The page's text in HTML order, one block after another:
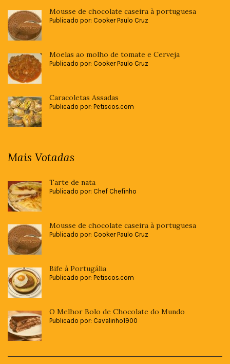
Mousse de chocolate caseira à portuguesa
Publicado por: Cooker Paulo Cruz
Moelas ao molho de tomate e Cerveja
Publicado por: Cooker Paulo Cruz
Caracoletas Assadas
Publicado por: Petiscos.com
Mais Votadas
Tarte de nata
Publicado por: Chef Chefinho
Mousse de chocolate caseira à portuguesa
Publicado por: Cooker Paulo Cruz
Bife à Portugália
Publicado por: Petiscos.com
O Melhor Bolo de Chocolate do Mundo
Publicado por: Cavalinho1900